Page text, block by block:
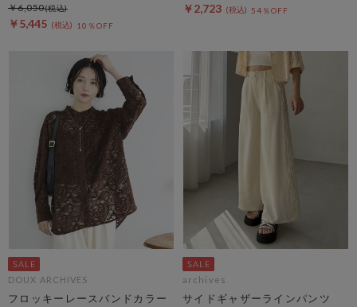
￥5,445 10％OFF
￥6,050 ￥2,723 54％OFF
DOUX ARCHIVES
フロッキーレースバンドカラー
archives
サイドギャザーラインパンツ